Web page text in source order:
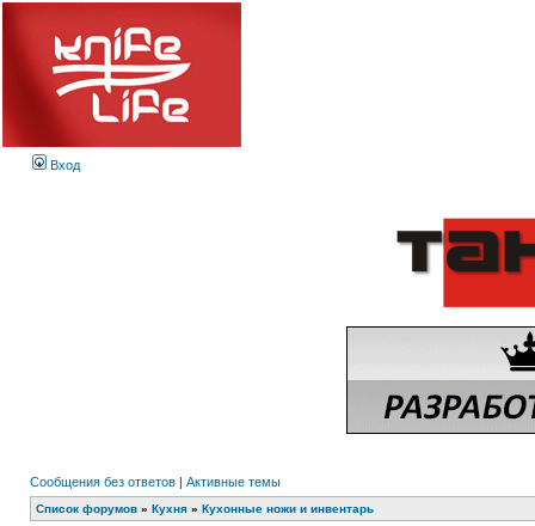
Вход
Сообщения без ответов | Активные темы
Список форумов » Кухня » Кухонные ножи и инвентарь